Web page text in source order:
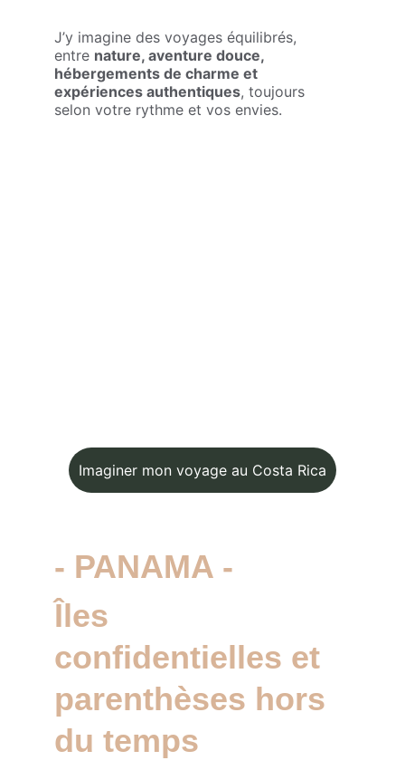
J’y imagine des voyages équilibrés,
entre nature, aventure douce,
hébergements de charme et
expériences authentiques, toujours
selon votre rythme et vos envies.
Imaginer mon voyage au Costa Rica
- PANAMA -
Îles
confidentielles et
parenthèses hors
du temps